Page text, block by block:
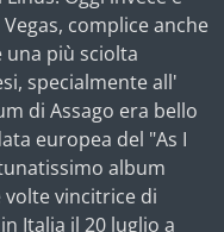
complice anche
una più sciolta
specialmente all'
di Assago era bello
europea del "As I
album
vincitrice di
Italia il 20 luglio a